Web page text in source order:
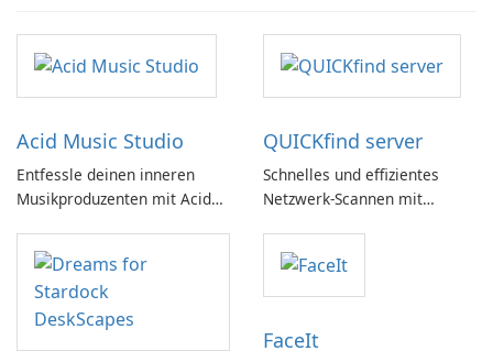
Acid Music Studio
Entfessle deinen inneren
Musikproduzenten mit Acid
QUICKfind server
Schnelles und effizientes
Netzwerk-Scannen mit
FaceIt